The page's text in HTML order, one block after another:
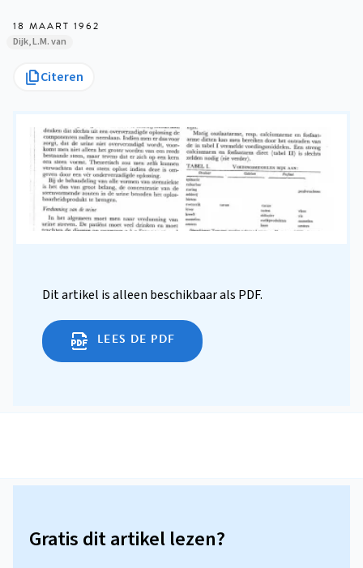
18 MAART 1962
Dijk, L.M. van
Citeren
Dit artikel is alleen beschikbaar als PDF.
LEES DE PDF
Gratis dit artikel lezen?